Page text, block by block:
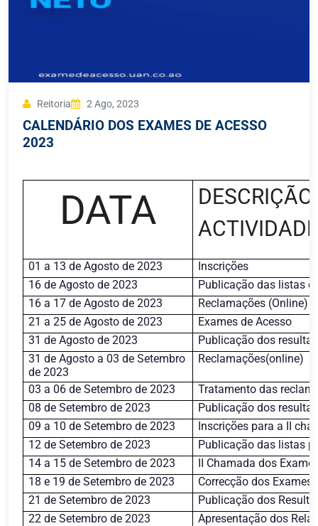
Reitoria 2 Ago, 2023
CALENDÁRIO DOS EXAMES DE ACESSO
2023
DATA
01 a 13 de Agosto de 2023
Inscrições
16 de Agosto de 2023
Publicação das listas
16 a 17 de Agosto de 2023
Reclamações (Online)
21 a 25 de Agosto de 2023
Exames de Acesso
31 de Agosto de 2023
Publicação dos
31 de Agosto a 03 de Setembro
de 2023
Reclamações(online)
03 a 06 de Setembro de 2023
Tratamento das
08 de Setembro de 2023
Publicação dos
09 a 10 de Setembro de 2023
Inscrições para a II
12 de Setembro de 2023
Publicação das listas
14 a 15 de Setembro de 2023
II Chamada dos
18 e 19 de Setembro de 2023
Correcção dos Exames
21 de Setembro de 2023
Publicação dos
22 de Setembro de 2023
Apresentação dos